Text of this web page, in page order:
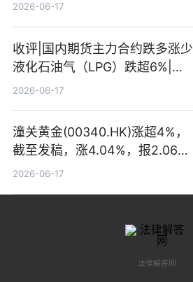
2026-06-17
收评|国内期货主力合约跌多涨少
液化石油气（LPG）跌超6%|头
条焦点
2026-06-17
潼关黄金(00340.HK)涨超4%，
截至发稿，涨4.04%，报2.06港
元，成交额369.05万港元|焦点
2026-06-17
法律解答网